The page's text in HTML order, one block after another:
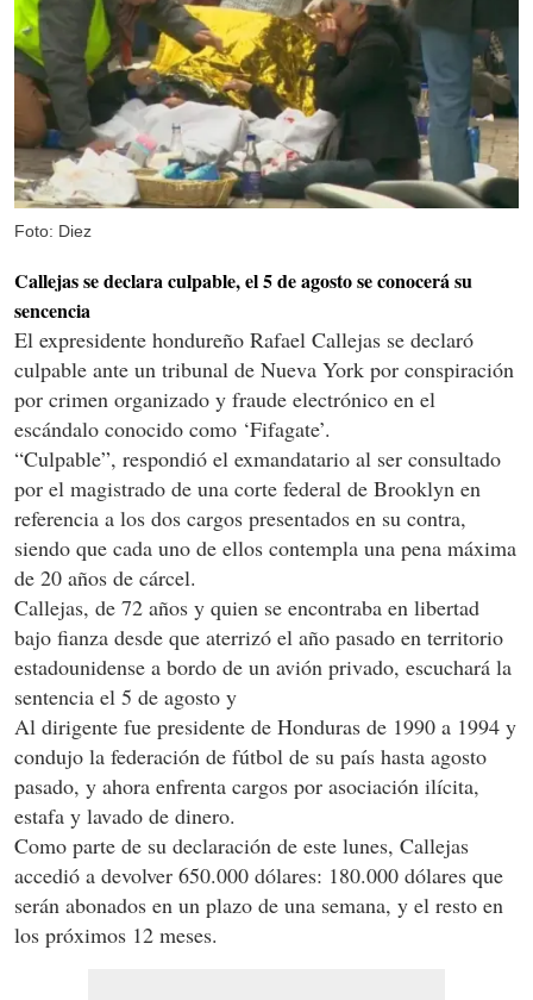
Foto: Diez
Callejas se declara culpable, el 5 de agosto se conocerá su
sencencia
El expresidente hondureño Rafael Callejas se declaró
culpable ante un tribunal de Nueva York por conspiración
por crimen organizado y fraude electrónico en el
escándalo conocido como ‘Fifagate’.
“Culpable”, respondió el exmandatario al ser consultado
por el magistrado de una corte federal de Brooklyn en
referencia a los dos cargos presentados en su contra,
siendo que cada uno de ellos contempla una pena máxima
de 20 años de cárcel.
Callejas, de 72 años y quien se encontraba en libertad
bajo fianza desde que aterrizó el año pasado en territorio
estadounidense a bordo de un avión privado, escuchará la
sentencia el 5 de agosto y
Al dirigente fue presidente de Honduras de 1990 a 1994 y
condujo la federación de fútbol de su país hasta agosto
pasado, y ahora enfrenta cargos por asociación ilícita,
estafa y lavado de dinero.
Como parte de su declaración de este lunes, Callejas
accedió a devolver 650.000 dólares: 180.000 dólares que
serán abonados en un plazo de una semana, y el resto en
los próximos 12 meses.